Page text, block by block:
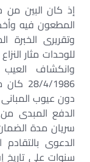
إذ كان البين
المطعون فيه
وتقريرى الخبرة
28/4/
دون عيوب
الدفع المبدى
سريان مدة
الدعوى